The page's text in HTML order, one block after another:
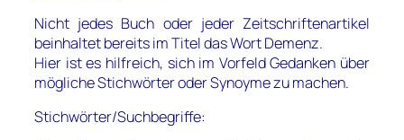
Nicht jedes Buch oder jeder Zeitschriftenartikel
beinhaltet bereits im Titel das Wort Demenz.
Hier ist es hilfreich, sich im Vorfeld Gedanken über
mögliche Stichwörter oder Synoyme zu machen.
Stichwörter/Suchbegriffe: